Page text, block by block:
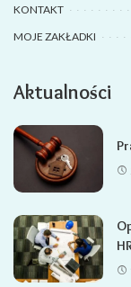
KONTAKT
MOJE ZAKŁADKI
Aktualności